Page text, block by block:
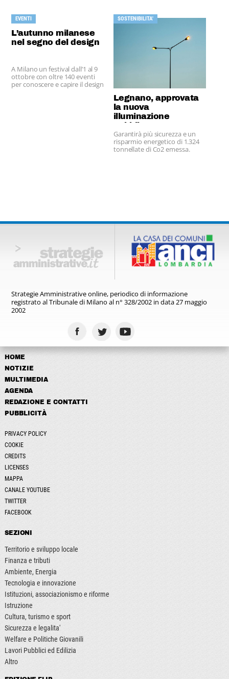
EVENTI
L’autunno milanese
nel segno del design
A Milano un festival dall’1 al 9
ottobre con oltre 140 eventi
per conoscere e capire il design
SOSTENIBILITA'
Legnano, approvata
la nuova
illuminazione
pubblica
Garantirà più sicurezza e un
risparmio energetico di 1.324
tonnellate di Co2 emessa.
Strategie Amministrative online, periodico di informazione
registratoal Tribunale di Milano al n° 328/2002 in data 27 maggio
2002
HOME
NOTIZIE
MULTIMEDIA
AGENDA
REDAZIONE E CONTATTI
PUBBLICITÀ
PRIVACY POLICY
COOKIE
CREDITS
LICENSES
MAPPA
CANALE YOUTUBE
TWITTER
FACEBOOK
SEZIONI
Territorio e sviluppo locale
Finanza e tributi
Ambiente, Energia
Tecnologia e innovazione
Istituzioni, associazionismo e riforme
Istruzione
Cultura, turismo e sport
Sicurezza e legalita'
Welfare e Politiche Giovanili
Lavori Pubblici ed Edilizia
Altro